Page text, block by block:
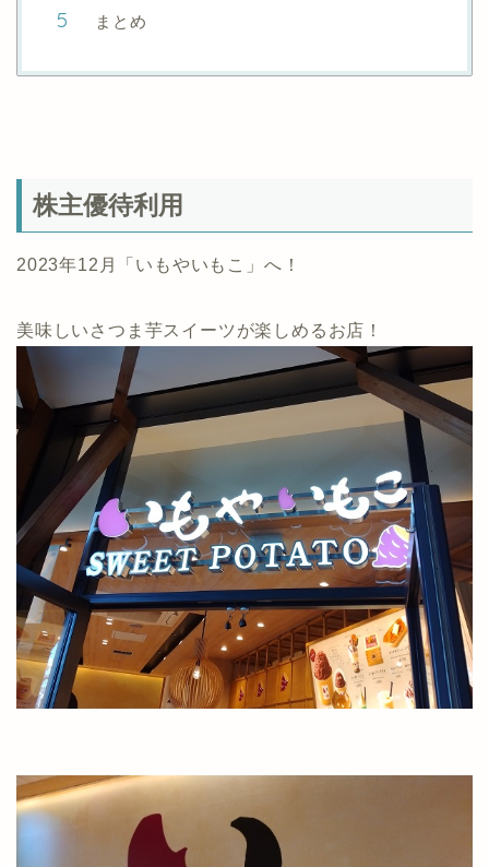
まとめ
株主優待利用
2023年12月「いもやいもこ」へ！
美味しいさつま芋スイーツが楽しめるお店！